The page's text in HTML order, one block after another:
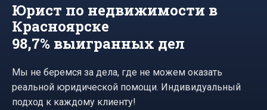
Юрист по недвижимости в
Красноярске
98,7% выигранных дел
Мы не беремся за дела, где не можем оказать
реальной юридической помощи. Индивидуальный
подход к каждому клиенту!